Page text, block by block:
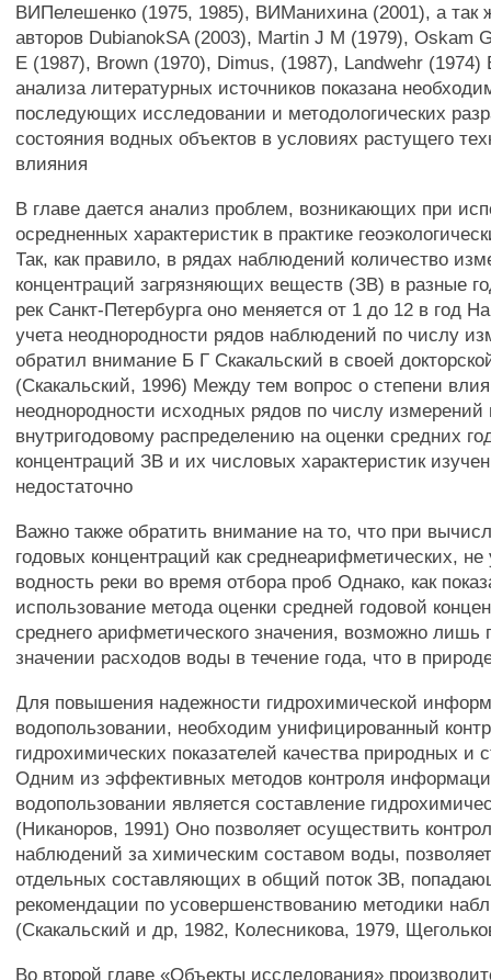
ВИПелешенко (1975, 1985), ВИМанихина (2001), а так
авторов DubianokSA (2003), Martin J M (1979), Oskam
E (1987), Brown (1970), Dimus, (1987), Landwehr (1974)
анализа литературных источников показана
последующих исследовании и методологических
состояния водных объектов в условиях растущего
влияния
В главе дается анализ проблем, возникающих при
осредненных характеристик в практике
Так, как правило, в рядах наблюдений количество
концентраций загрязняющих веществ (ЗВ) в разные
рек Санкт-Петербурга оно меняется от 1 до 12 в год
учета неоднородности рядов наблюдений по числу
обратил внимание Б Г Скакальский в своей
(Скакальский, 1996) Между тем вопрос о степени
неоднородности исходных рядов по числу измерений
внутригодовому распределению на оценки средних
концентраций ЗВ и их числовых характеристик
недостаточно
Важно также обратить внимание на то, что при
годовых концентраций как среднеарифметических, не
водность реки во время отбора проб Однако, как
использование метода оценки средней годовой
среднего арифметического значения, возможно лишь
значении расходов воды в течение года, что в
Для повышения надежности гидрохимической
водопользовании, необходим унифицированный
гидрохимических показателей качества природных и
Одним из эффективных методов контроля
водопользовании является составление
(Никаноров, 1991) Оно позволяет осуществить
наблюдений за химическим составом воды,
отдельных составляющих в общий поток ЗВ,
рекомендации по усовершенствованию методики
(Скакальский и др, 1982, Колесникова, 1979,
Во второй главе «Объекты исследования»